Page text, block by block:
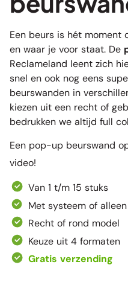
Een beurs is hét moment
en waar je voor staat. De
Reclameland leent zich
snel en ook nog eens
beurswanden in
kiezen uit een recht of
bedrukken we altijd full
Een pop-up beurswand
video!
Van 1 t/m 15 stuks
Met systeem of
Recht of rond model
Keuze uit 4 formaten
Gratis verzending